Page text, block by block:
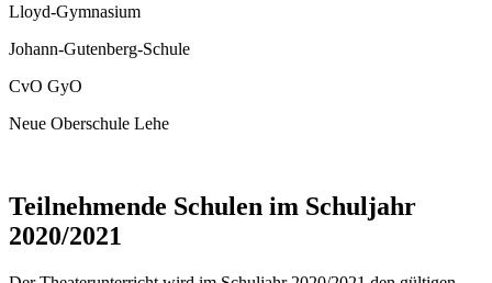
Lloyd-Gymnasium
Johann-Gutenberg-Schule
CvO GyO
Neue Oberschule Lehe
Teilnehmende Schulen im Schuljahr
2020/2021